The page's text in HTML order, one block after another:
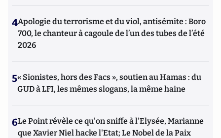
4Apologie du terrorisme et du viol, antisémite : Boro
700, le chanteur à cagoule de l’un des tubes de l’été
2026
5« Sionistes, hors des Facs », soutien au Hamas : du
GUD à LFI, les mêmes slogans, la même haine
6Le Point révèle ce qu'on sniffe à l'Elysée, Marianne
que Xavier Niel hacke l'Etat; Le Nobel de la Paix